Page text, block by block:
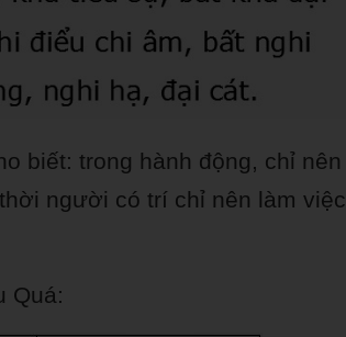
biết: trong hành động, chỉ nên
người có trí chỉ nên làm việc
Quá: